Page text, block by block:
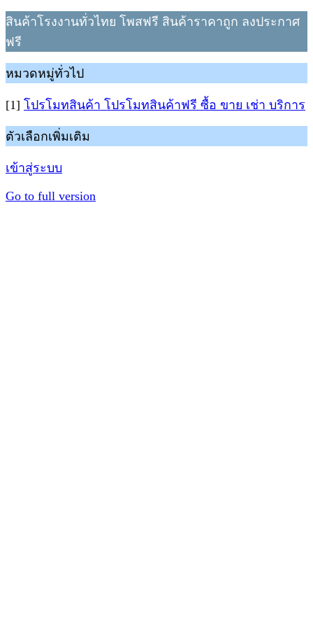
สินค้าโรงงานทั่วไทย โพสฟรี สินค้าราคาถูก ลงประกาศ
ฟรี
หมวดหมู่ทั่วไป
[1] โปรโมทสินค้า โปรโมทสินค้าฟรี ซื้อ ขาย เช่า บริการ
ตัวเลือกเพิ่มเติม
เข้าสู่ระบบ
Go to full version